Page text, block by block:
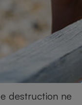
destruction ne